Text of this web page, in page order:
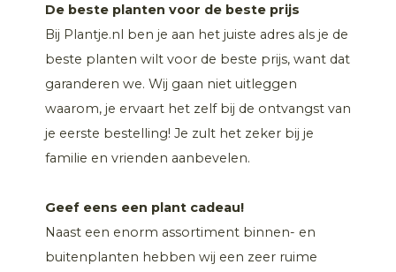
De beste planten voor de beste prijs
Bij Plantje.nl ben je aan het juiste adres als je de
beste planten wilt voor de beste prijs, want dat
garanderen we. Wij gaan niet uitleggen
waarom, je ervaart het zelf bij de ontvangst van
je eerste bestelling! Je zult het zeker bij je
familie en vrienden aanbevelen.
Geef eens een plant cadeau!
Naast een enorm assortiment binnen- en
buitenplanten hebben wij een zeer ruime